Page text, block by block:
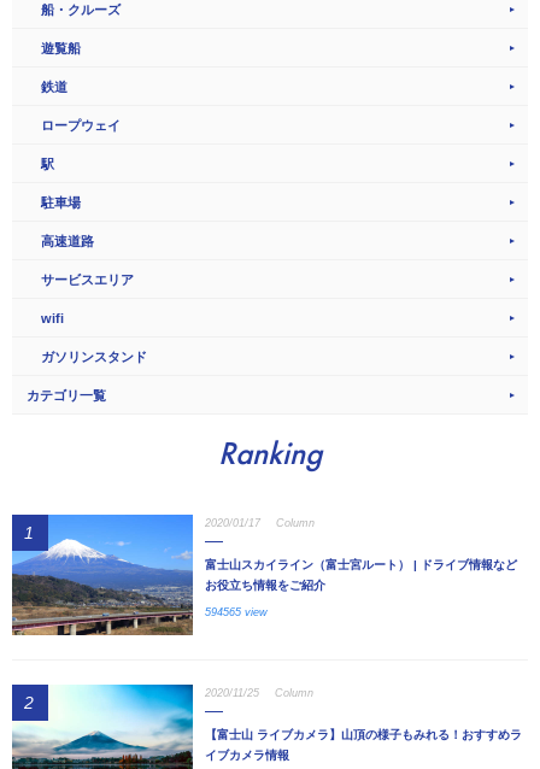
船・クルーズ
遊覧船
鉄道
ロープウェイ
駅
駐車場
高速道路
サービスエリア
wifi
ガソリンスタンド
カテゴリ一覧
Ranking
1 2020/01/17 Column
富士山スカイライン（富士宮ルート） | ドライブ情報など
お役立ち情報をご紹介
594565 view
2 2020/11/25 Column
【富士山 ライブカメラ】山頂の様子もみれる！おすすめラ
イブカメラ情報